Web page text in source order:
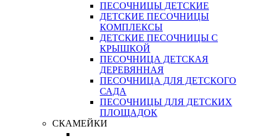
ПЕСОЧНИЦЫ ДЕТСКИЕ
ДЕТСКИЕ ПЕСОЧНИЦЫ
КОМПЛЕКСЫ
ДЕТСКИЕ ПЕСОЧНИЦЫ С
КРЫШКОЙ
ПЕСОЧНИЦА ДЕТСКАЯ
ДЕРЕВЯННАЯ
ПЕСОЧНИЦА ДЛЯ ДЕТСКОГО
САДА
ПЕСОЧНИЦЫ ДЛЯ ДЕТСКИХ
ПЛОЩАДОК
СКАМЕЙКИ